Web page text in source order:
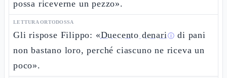
possa riceverne un pezzo».
LETTURA ORTODOSSA
Gli rispose Filippo: «Duecento denariⓘ di pani
non bastano loro, perché ciascuno ne riceva un
poco».